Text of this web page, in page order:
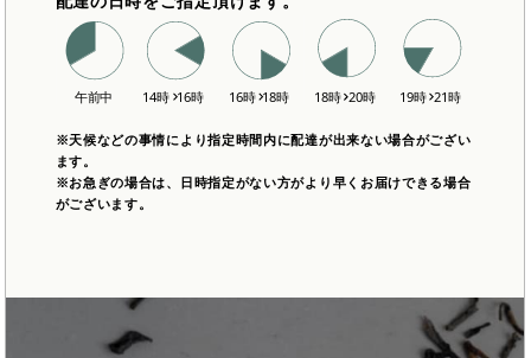
※天候などの事情により指定時間内に配達が出来ない場合がござい
ます。
※お急ぎの場合は、日時指定がない方がより早くお届けできる場合
がございます。